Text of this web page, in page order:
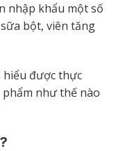
nhập khẩu một số
bột, viên tăng
hiểu được thực
như thế nào